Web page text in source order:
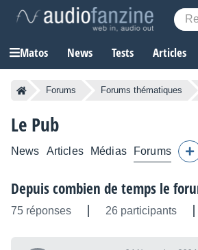
Matos News Tests Articles
Forums Forums thématiques
Le Pub
News Articles Médias Forums
Depuis combien de temps le
75 réponses 26 participants